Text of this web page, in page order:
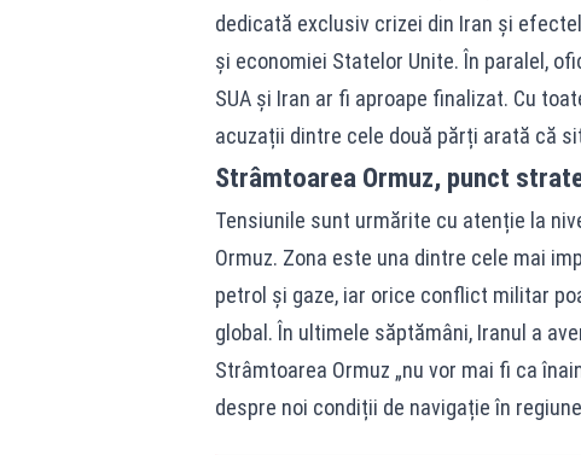
dedicată exclusiv crizei din Iran și
și economiei Statelor Unite. În paralel,
SUA și Iran ar fi aproape finalizat. Cu
acuzații dintre cele două părți arată că
Strâmtoarea Ormuz, punct
Tensiunile sunt urmărite cu atenție la
Ormuz. Zona este una dintre cele mai
petrol și gaze, iar orice conflict militar
global. În ultimele săptămâni, Iranul a
Strâmtoarea Ormuz „nu vor mai fi ca
despre noi condiții de navigație în